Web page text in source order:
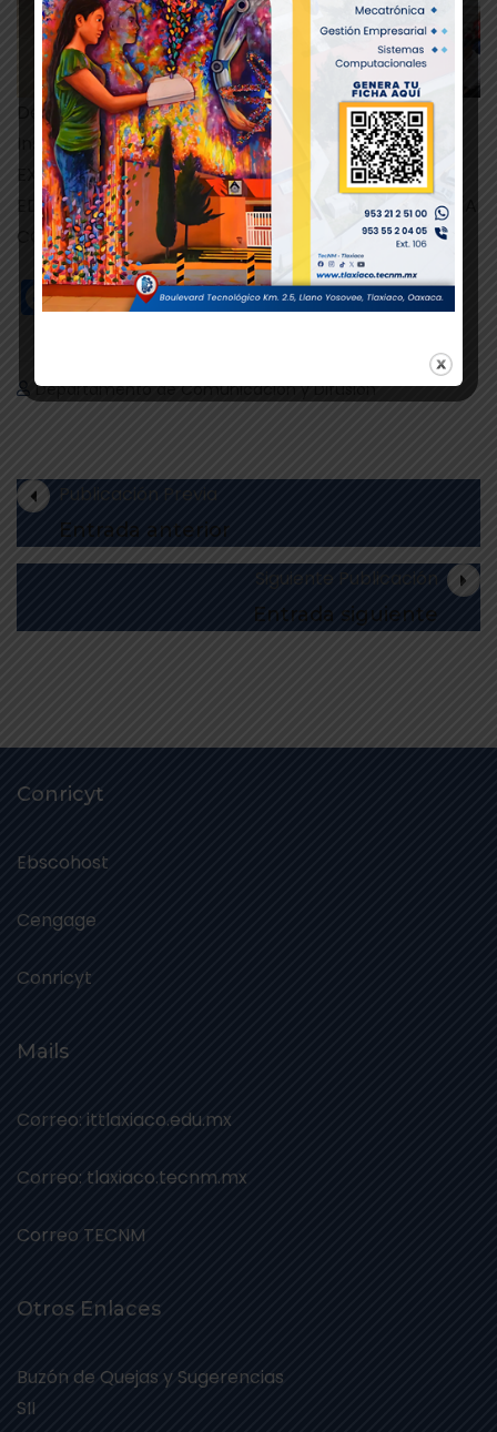
Departamento de Comunicación y Difusión.
Instituto Tecnológico de Tlaxiaco
EXCELENCIA EN EDUCACIÓN TECNOLÓGICA®
EDUCACIÓN, CIENCIA Y TECNOLOGÍA, PROGRESO, DÍA
CON DIA
Facebook
Twitter
WhatsApp
Departamento de Comunicación y Difusión
Publicación Previa
Entrada anterior
Siguiente Publicación
Entrada siguiente
Conricyt
Ebscohost
Cengage
Conricyt
Mails
Correo: ittlaxiaco.edu.mx
Correo: tlaxiaco.tecnm.mx
Correo TECNM
Otros Enlaces
Buzón de Quejas y Sugerencias
SII